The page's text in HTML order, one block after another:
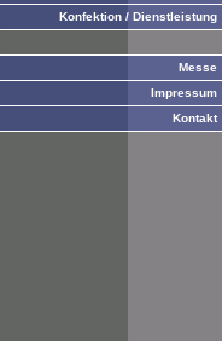
Konfektion / Dienstleistung
Messe
Impressum
Kontakt